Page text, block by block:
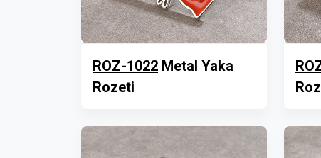
ROZ-1022 Metal Yaka
Rozeti